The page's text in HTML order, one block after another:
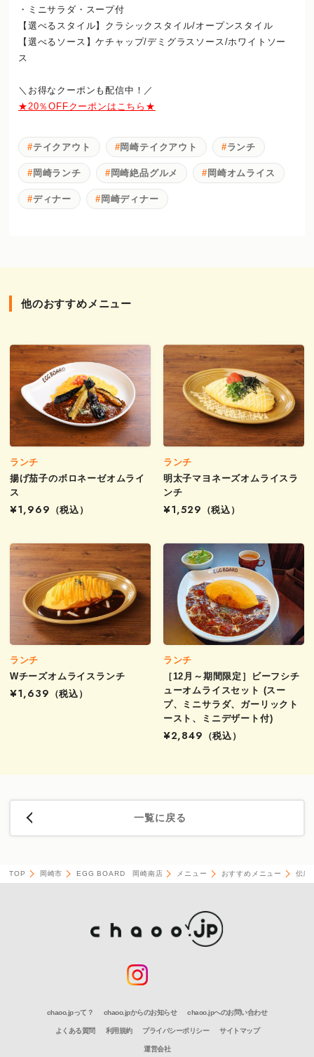
・ミニサラダ・スープ付
【選べるスタイル】クラシックスタイル/オープンスタイル
【選べるソース】ケチャップ/デミグラスソース/ホワイトソー
ス
＼お得なクーポンも配信中！／
★20％OFFクーポンはこちら★
テイクアウト 岡崎テイクアウト ランチ
岡崎ランチ 岡崎絶品グルメ 岡崎オムライス
ディナー 岡崎ディナー
他のおすすめメニュー
ランチ
揚げ茄子のボロネーゼオムライ
ス
¥1,969
（税込）
ランチ
明太子マヨネーズオムライスラ
ンチ
¥1,529
（税込）
ランチ
Wチーズオムライスランチ
¥1,639
（税込）
ランチ
［12月～期間限定］ビーフシチ
ューオムライスセット (スー
プ、ミニサラダ、ガーリックト
ースト、ミニデザート付)
¥2,849
（税込）
一覧に戻る
TOP 岡崎市 EGG BOARD 岡崎南店 メニュー おすすめメニュー 伝統
chaoo.jpって？ chaoo.jpからのお知らせ chaoo.jpへのお問い合わせ
よくある質問 利用規約 プライバシーポリシー サイトマップ
運営会社